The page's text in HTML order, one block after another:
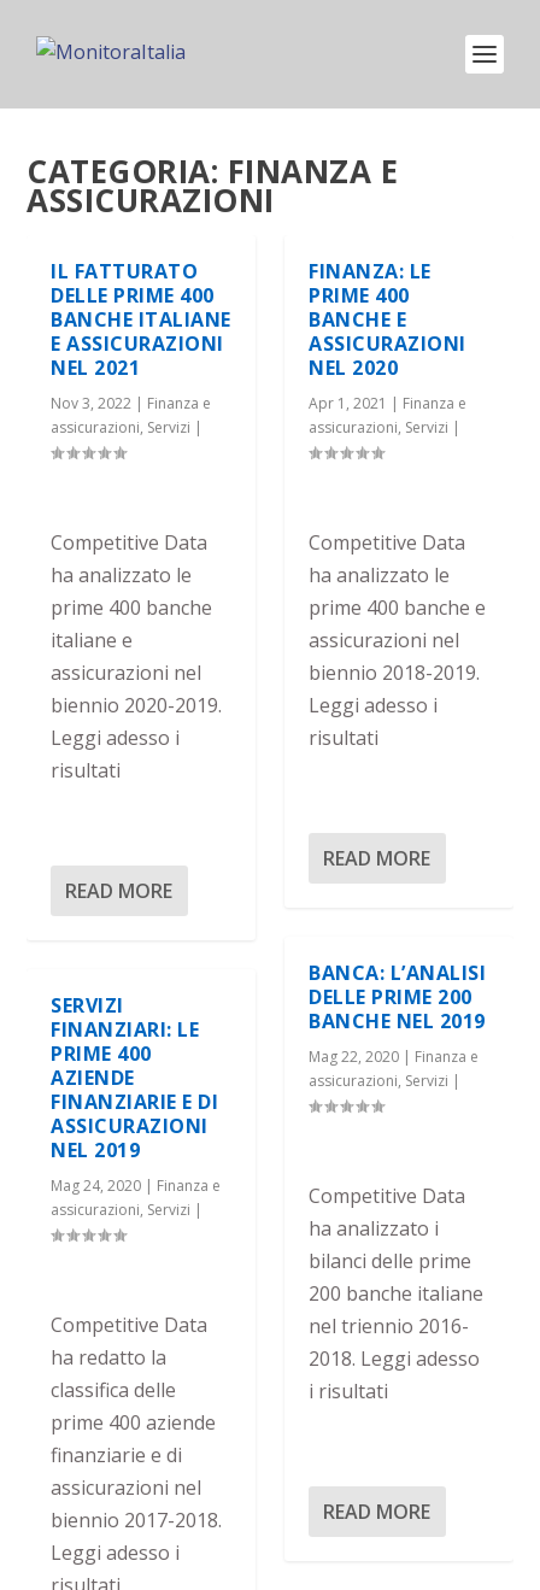
CATEGORIA: FINANZA E
ASSICURAZIONI
IL FATTURATO
DELLE PRIME 400
BANCHE ITALIANE
E ASSICURAZIONI
NEL 2021
Nov 3, 2022 | Finanza e
assicurazioni, Servizi |
Competitive Data
ha analizzato le
prime 400 banche
italiane e
assicurazioni nel
biennio 2020-2019.
Leggi adesso i
risultati
READ MORE
SERVIZI
FINANZIARI: LE
PRIME 400
AZIENDE
FINANZIARIE E DI
ASSICURAZIONI
NEL 2019
Mag 24, 2020 | Finanza e
assicurazioni, Servizi |
Competitive Data
ha redatto la
classifica delle
prime 400 aziende
finanziarie e di
assicurazioni nel
biennio 2017-2018.
Leggi adesso i
FINANZA: LE
PRIME 400
BANCHE E
ASSICURAZIONI
NEL 2020
Apr 1, 2021 | Finanza e
assicurazioni, Servizi |
Competitive Data
ha analizzato le
prime 400 banche e
assicurazioni nel
biennio 2018-2019.
Leggi adesso i
risultati
READ MORE
BANCA: L’ANALISI
DELLE PRIME 200
BANCHE NEL 2019
Mag 22, 2020 | Finanza e
assicurazioni, Servizi |
Competitive Data
ha analizzato i
bilanci delle prime
200 banche italiane
nel triennio 2016-
2018. Leggi adesso
i risultati
READ MORE